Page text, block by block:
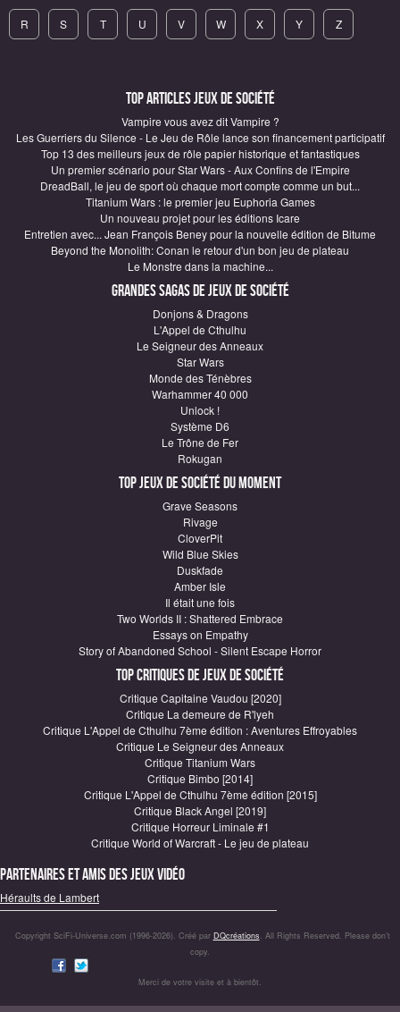
R S T U V W X Y Z
Top articles Jeux de société
Vampire vous avez dit Vampire ?
Les Guerriers du Silence - Le Jeu de Rôle lance son financement participatif
Top 13 des meilleurs jeux de rôle papier historique et fantastiques
Un premier scénario pour Star Wars - Aux Confins de l'Empire
DreadBall, le jeu de sport où chaque mort compte comme un but...
Titanium Wars : le premier jeu Euphoria Games
Un nouveau projet pour les éditions Icare
Entretien avec... Jean François Beney pour la nouvelle édition de Bitume
Beyond the Monolith: Conan le retour d'un bon jeu de plateau
Le Monstre dans la machine...
Grandes sagas de Jeux de société
Donjons & Dragons
L'Appel de Cthulhu
Le Seigneur des Anneaux
Star Wars
Monde des Ténèbres
Warhammer 40 000
Unlock !
Système D6
Le Trône de Fer
Rokugan
Top Jeux de société du moment
Grave Seasons
Rivage
CloverPit
Wild Blue Skies
Duskfade
Amber Isle
Il était une fois
Two Worlds II : Shattered Embrace
Essays on Empathy
Story of Abandoned School - Silent Escape Horror
Top critiques de Jeux de société
Critique Capitaine Vaudou [2020]
Critique La demeure de R'lyeh
Critique L'Appel de Cthulhu 7ème édition : Aventures Effroyables
Critique Le Seigneur des Anneaux
Critique Titanium Wars
Critique Bimbo [2014]
Critique L'Appel de Cthulhu 7ème édition [2015]
Critique Black Angel [2019]
Critique Horreur Liminale #1
Critique World of Warcraft - Le jeu de plateau
Partenaires et amis des jeux vidéo
Héraults de Lambert
Copyright SciFi-Universe.com (1996-2026). Créé par DQcréations. All Rights Reserved. Please don’t
copy.
Merci de votre visite et à bientôt.